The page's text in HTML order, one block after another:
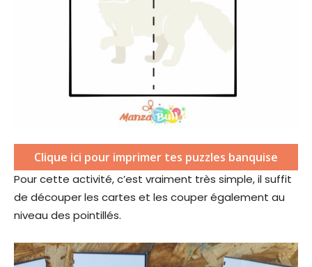
Clique ici pour imprimer tes puzzles banquise
Pour cette activité, c’est vraiment très simple, il suffit
de découper les cartes et les couper également au
niveau des pointillés.